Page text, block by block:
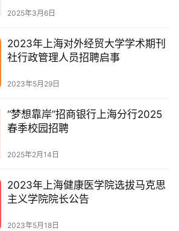
2025年3月6日
2023年上海对外经贸大学学术期刊
社行政管理人员招聘启事
2023年5月29日
“梦想靠岸”招商银行上海分行2025
春季校园招聘
2025年2月14日
2023年上海健康医学院选拔马克思
主义学院院长公告
2023年5月18日